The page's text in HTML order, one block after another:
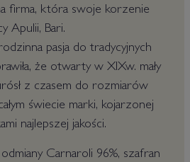
firma, która swoje korzenie
Apulii, Bari.
pasja do tradycyjnych
że otwarty w XIXw. mały
z czasem do rozmiarów
świecie marki, kojarzonej
najlepszej jakości.
odmiany Carnaroli 96%, szafran